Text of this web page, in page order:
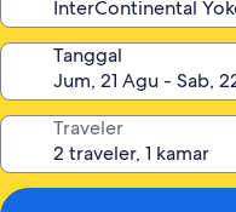
Tanggal
Traveler